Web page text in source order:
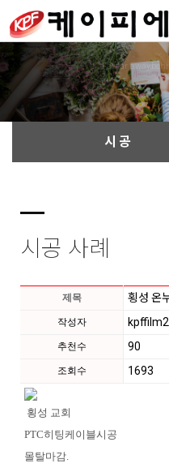
Far far
시 공
시공 사례
제목 횡성 온
작성자
추천수 90
조회수 1693
횡성 교회
PTC히팅케이블시공
몰탈마감.